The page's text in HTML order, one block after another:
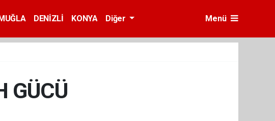
DENİZLİ KONYA Diğer Menü
GÜCÜ